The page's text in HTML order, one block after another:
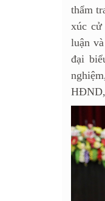
thẩm
xúc cử
luận
đại
HĐND,